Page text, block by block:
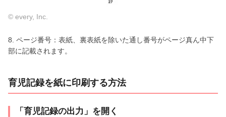
© every, Inc.
8. ページ番号：表紙、裏表紙を除いた通し番号がページ真ん中下
部に記載されます。
育児記録を紙に印刷する方法
「育児記録の出力」を開く